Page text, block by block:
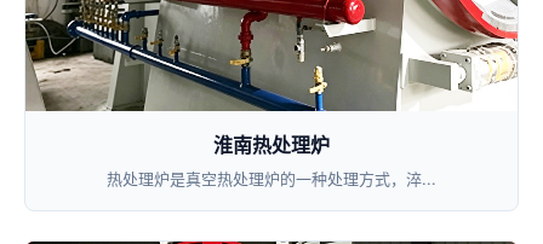
淮南热处理炉
热处理炉是真空热处理炉的一种处理方式，淬...